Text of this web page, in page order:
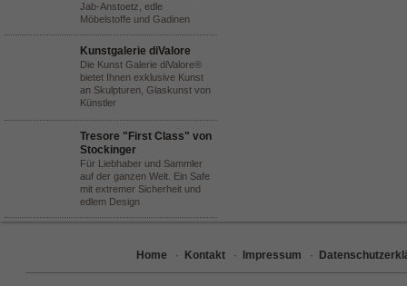
Jab-Anstoetz, edle
Möbelstoffe und Gadinen
Kunstgalerie diValore
Die Kunst Galerie diValore®
bietet Ihnen exklusive Kunst
an Skulpturen, Glaskunst von
Künstler
Tresore "First Class" von
Stockinger
Für Liebhaber und Sammler
auf der ganzen Welt. Ein Safe
mit extremer Sicherheit und
edlem Design
Home · Kontakt · Impressum ·